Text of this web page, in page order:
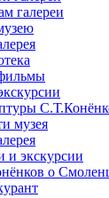
галереи
музея
и экскурсии
о